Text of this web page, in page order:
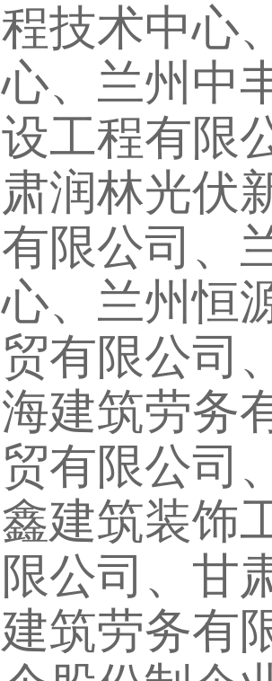
程技术中心
心、兰州中
设工程有限
肃润林光伏
有限公司、
心、兰州恒
贸有限公司
海建筑劳务
贸有限公司
鑫建筑装饰
限公司、甘
建筑劳务有